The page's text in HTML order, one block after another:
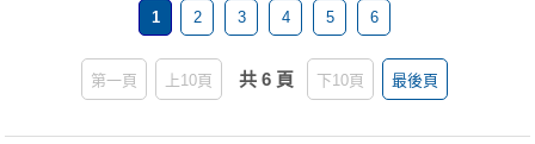
1 2 3 4 5 6
第一頁 上10頁 共 6 頁 下10頁 最後頁